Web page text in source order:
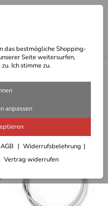
das bestmögliche Shopping-
Seite weitersurfen,
Ich stimme zu.
anpassen
AGB
Widerrufsbelehrung
Vertrag widerrufen